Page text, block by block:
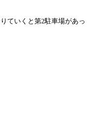
ていくと第2駐車場があっ